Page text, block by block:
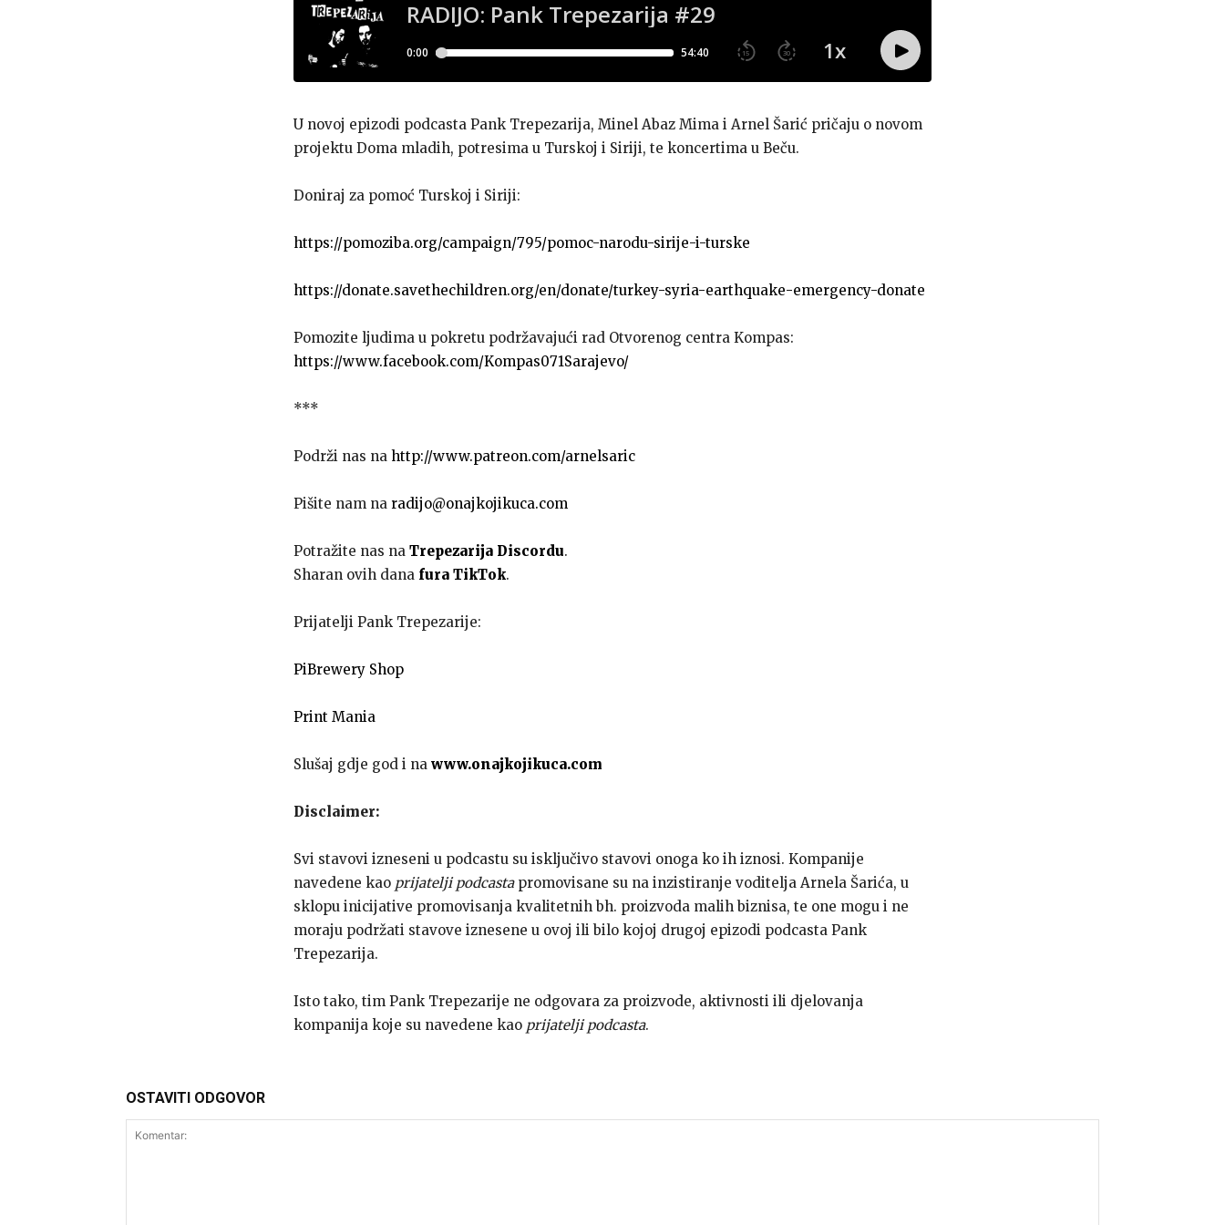
U novoj epizodi podcasta Pank Trepezarija, Minel Abaz Mima i Arnel Šarić pričaju o novom
projektu Doma mladih, potresima u Turskoj i Siriji, te koncertima u Beču.
Doniraj za pomoć Turskoj i Siriji:
https://pomoziba.org/campaign/795/pomoc-narodu-sirije-i-turske
https://donate.savethechildren.org/en/donate/turkey-syria-earthquake-emergency-donate
Pomozite ljudima u pokretu podržavajući rad Otvorenog centra Kompas:
https://www.facebook.com/Kompas071Sarajevo/
***
Podrži nas na http://www.patreon.com/arnelsaric
Pišite nam na radijo@onajkojikuca.com
Potražite nas na Trepezarija Discordu.
Sharan ovih dana fura TikTok.
Prijatelji Pank Trepezarije:
PiBrewery Shop
Print Mania
Slušaj gdje god i na www.onajkojikuca.com
Disclaimer:
Svi stavovi izneseni u podcastu su isključivo stavovi onoga ko ih iznosi. Kompanije
navedene kao prijatelji podcastapromovisane su na inzistiranje voditelja Arnela Šarića, u
sklopu inicijative promovisanja kvalitetnih bh. proizvoda malih biznisa, te one mogu i ne
moraju podržati stavove iznesene u ovoj ili bilo kojoj drugoj epizodi podcasta Pank
Trepezarija.
Isto tako, tim Pank Trepezarije ne odgovara za proizvode, aktivnosti ili djelovanja
kompanija koje su navedene kao prijatelji podcasta.
OSTAVITI ODGOVOR